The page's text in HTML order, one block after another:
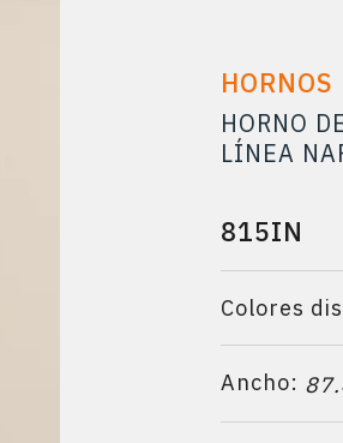
HORNO
LÍNEA
815IN
Colores
Ancho: